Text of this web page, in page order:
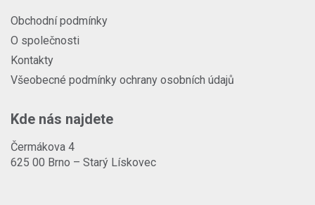
Obchodní podmínky
O společnosti
Kontakty
Všeobecné podmínky ochrany osobních údajů
Kde nás najdete
Čermákova 4
625 00 Brno – Starý Lískovec